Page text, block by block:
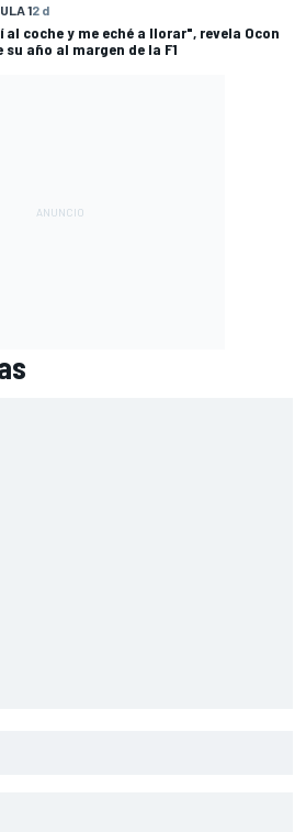
12 d
al coche y me eché a llorar", revela Ocon
su año al margen de la F1